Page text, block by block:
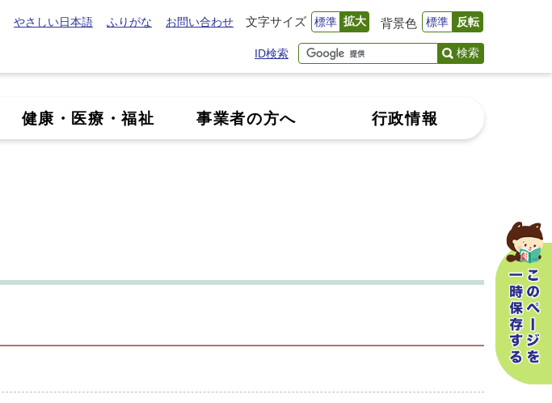
やさしい日本語 ふりがな お問い合わせ 文字サイズ 標準 拡大 背景色 標準 反転
ID検索 検索
健康・医療・福祉 事業者の方へ 行政情報